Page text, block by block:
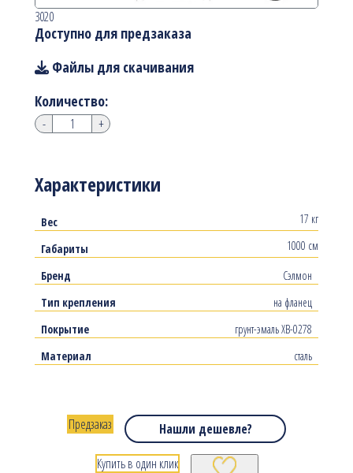
Характеристики
Вес
17 кг
Габариты
1000 см
Бренд
Сэлмон
Тип крепления
на фланец
Покрытие
грунт-эмаль ХВ-0278
Материал
сталь
3020
Доступно для предзаказа
Файлы для скачивания
Количество:
- +
Нашли дешевле?
Предзаказ
Купить в один клик